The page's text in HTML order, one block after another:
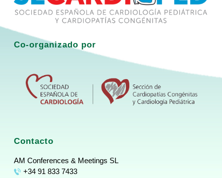
Co-organizado por
Contacto
AM Conferences & Meetings SL
+34 91 833 7433